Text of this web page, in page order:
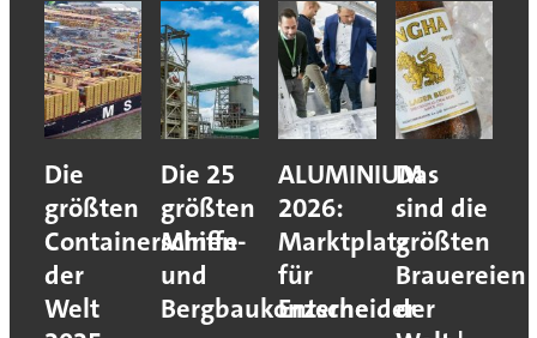
Die
größten
Containerschiffe
der
Welt
Die 25
größten
Minen-
und
Bergbaukonzerne
ALUMINIUM
2026:
Marktplatz
für
Entscheider
Das
sind die
größten
Brauereien
der